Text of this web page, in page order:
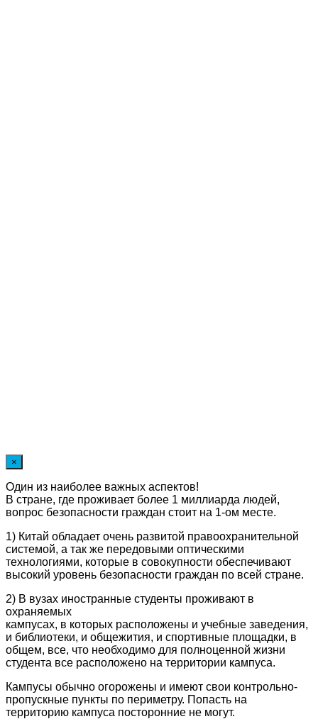
×
Один из наиболее важных аспектов!
В стране, где проживает более 1 миллиарда людей,
вопрос безопасности граждан стоит на 1-ом месте.
1) Китай обладает очень развитой правоохранительной
системой, а так же передовыми оптическими
технологиями, которые в совокупности обеспечивают
высокий уровень безопасности граждан по всей стране.
2) В вузах иностранные студенты проживают в
охраняемых
кампусах, в которых расположены и учебные заведения,
и библиотеки, и общежития, и спортивные площадки, в
общем, все, что необходимо для полноценной жизни
студента все расположено на территории кампуса.
Кампусы обычно огорожены и имеют свои контрольно-
пропускные пункты по периметру. Попасть на
территорию кампуса посторонние не могут.